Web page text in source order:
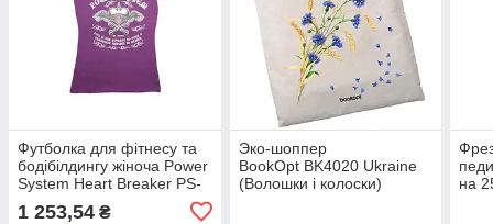
Футболка для фітнесу та
бодібілдингу жіноча Power
System Heart Breaker PS-
8005 Purple S aiw 202 I117
1 253,54 ₴
Эко-шоппер
BookOpt BK4020 Ukraine
(Волошки і колоски)
на